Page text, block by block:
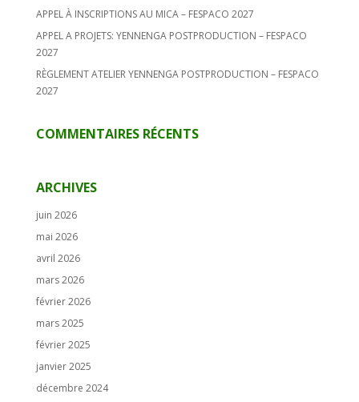
APPEL À INSCRIPTIONS AU MICA – FESPACO 2027
APPEL A PROJETS: YENNENGA POSTPRODUCTION – FESPACO
2027
RÈGLEMENT ATELIER YENNENGA POSTPRODUCTION – FESPACO
2027
COMMENTAIRES RÉCENTS
ARCHIVES
juin 2026
mai 2026
avril 2026
mars 2026
février 2026
mars 2025
février 2025
janvier 2025
décembre 2024